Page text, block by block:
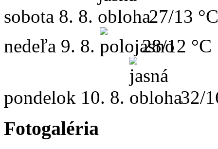
sobota 8. 8.
27/13 °C
nedeľa 9. 8. 28/12 °C
pondelok 10. 8. 32/
Fotogaléria